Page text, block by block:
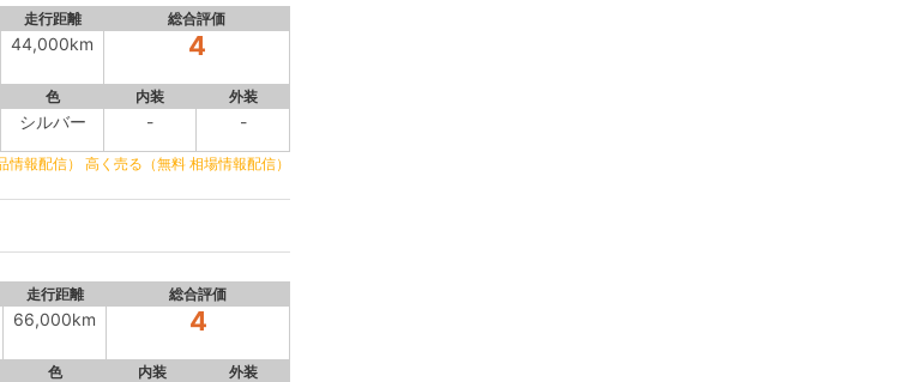
走行距離 総合評価
44,000km 4
色 内装 外装
シルバー - -
報配信） 高く売る（無料 相場情報配信）
走行距離 総合評価
66,000km 4
色 内装 外装